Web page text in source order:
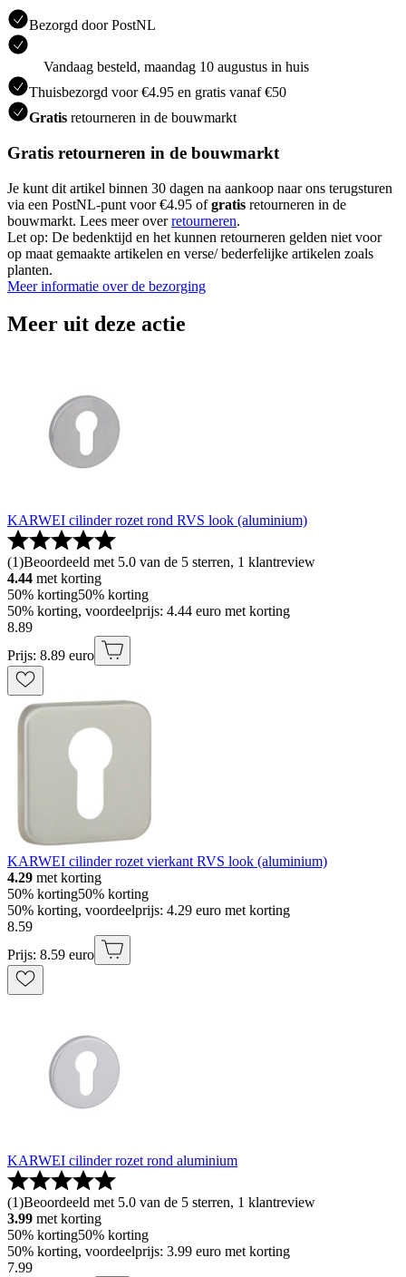
Bezorgd door PostNL
Vandaag besteld, maandag 10 augustus in huis
Thuisbezorgd voor €4.95 en gratis vanaf €50
Gratis retourneren in de bouwmarkt
Gratis retourneren in de bouwmarkt
Je kunt dit artikel binnen 30 dagen na aankoop naar ons terugsturen
via een PostNL-punt voor €4.95 ofgratis retourneren in de
bouwmarkt. Lees meer overretourneren.
Let op: De bedenktijd en het kunnen retourneren gelden niet voor
op maat gemaakte artikelen en verse/ bederfelijke artikelen zoals
planten.
Meer informatie over de bezorging
Meer uit deze actie
KARWEI cilinder rozet rond RVS look (aluminium)
(1)Beoordeeld met 5.0 van de 5 sterren, 1 klantreview
4.44 met korting
50% korting50% korting
50% korting, voordeelprijs: 4.44 euro met korting
8.89
Prijs: 8.89 euro
KARWEI cilinder rozet vierkant RVS look (aluminium)
4.29 met korting
50% korting50% korting
50% korting, voordeelprijs: 4.29 euro met korting
8.59
Prijs: 8.59 euro
KARWEI cilinder rozet rond aluminium
(1)Beoordeeld met 5.0 van de 5 sterren, 1 klantreview
3.99 met korting
50% korting50% korting
50% korting, voordeelprijs: 3.99 euro met korting
7.99